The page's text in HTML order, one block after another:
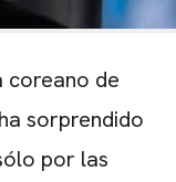
coreano de
sorprendido
por las